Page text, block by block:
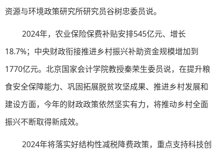
资源与环境政策研究所研究员谷树忠委员说。
2024年，农业保险保费补贴安排545亿元、增长
18.7%；中央财政衔接推进乡村振兴补助资金规模增加到
1770亿元。北京国家会计学院教授秦荣生委员说，在提升粮
食安全保障能力、巩固拓展脱贫攻坚成果、推进乡村发展和
建设方面，今年的财政政策依然坚实有力，将推动乡村全面
振兴不断取得新成效。
2024年将落实好结构性减税降费政策，重点支持科技创